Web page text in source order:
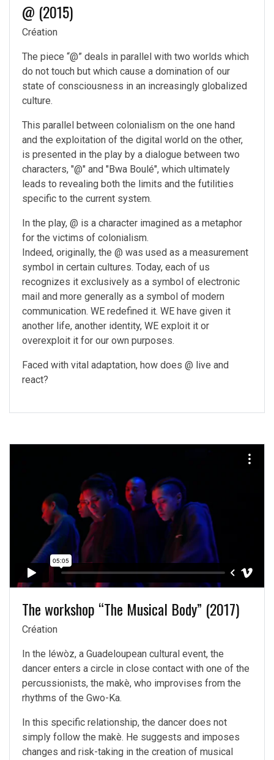
@ (2015)
Création
The piece “@” deals in parallel with two worlds which
do not touch but which cause a domination of our
state of consciousness in an increasingly globalized
culture.
This parallel between colonialism on the one hand
and the exploitation of the digital world on the other,
is presented in the play by a dialogue between two
characters, "@" and "Bwa Boulé", which ultimately
leads to revealing both the limits and the futilities
specific to the current system.
In the play, @ is a character imagined as a metaphor
for the victims of colonialism.
Indeed, originally, the @ was used as a measurement
symbol in certain cultures. Today, each of us
recognizes it exclusively as a symbol of electronic
mail and more generally as a symbol of modern
communication. WE redefined it. WE have given it
another life, another identity, WE exploit it or
overexploit it for our own purposes.
Faced with vital adaptation, how does @ live and
react?
The workshop “The Musical Body” (2017)
Création
In the léwòz, a Guadeloupean cultural event, the
dancer enters a circle in close contact with one of the
percussionists, the makè, who improvises from the
rhythms of the Gwo-Ka.
In this specific relationship, the dancer does not
simply follow the makè. He suggests and imposes
changes and risk-taking in the creation of musical